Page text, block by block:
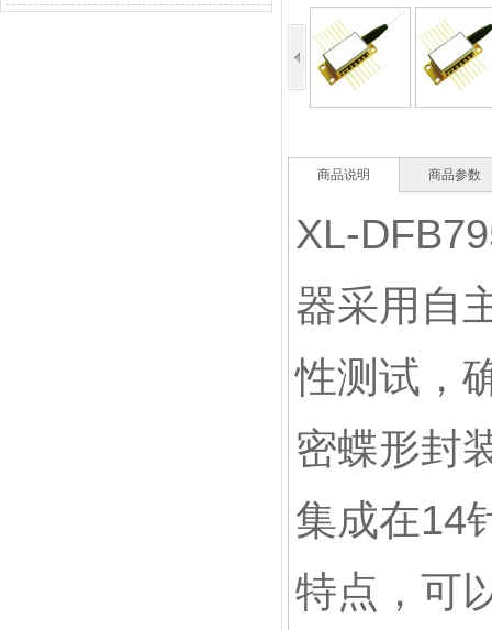
商品说明 商品参数
XL-
器采用自
性测试，
密蝶形封
集成在14
特点，可